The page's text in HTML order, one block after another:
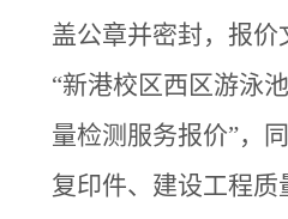
盖公章并密封，报价
“新港校区西区游泳
量检测服务报价”，
复印件、 建设工程质